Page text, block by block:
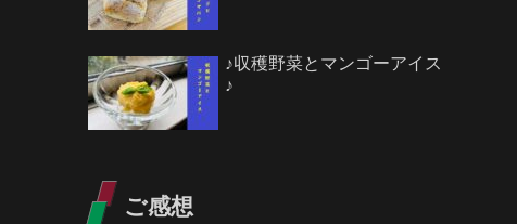
♪収穫野菜とマンゴーアイス
♪
ご感想